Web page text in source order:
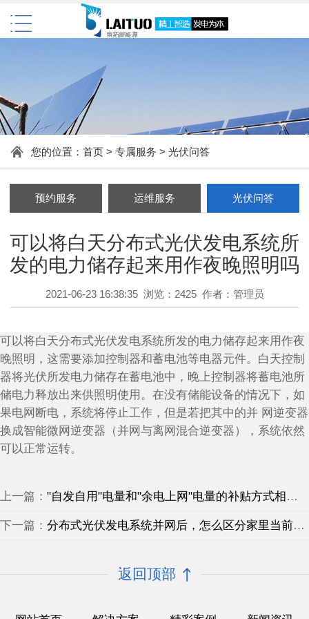
您的位置： 首页> 专属服务 > 光伏问答
预约服务 运维服务 光伏问答
可以将白天分布式光伏发电系统所
发的电力储存起来用作夜晚照明吗
2021-06-23 16:38:35 浏览：2425 作者：管理员
可以将白天分布式光伏发电系统所发的电力储存起来用作夜
晚照明，这需要添加控制器和蓄电池等电器元件。白天控制
器将光伏所发电力储存在蓄电池中，晚上控制器将蓄电池所
储电力释放出来供照明使用。在没有储能设备的情况下，如
果电网断电，系统将停止工作，但是若把其中的并 网逆变器
换成智能微网逆变器（并网与离网混合逆变器），系统依然
可以正常运转。
上一篇： "自发自用"电量和"余电上网"电量的补贴方式相同吗
下一篇： 分布式光伏发电系统并网后，怎么区分家里当前用的电是来自电网还是自己家的太阳电池组件
返回顶部